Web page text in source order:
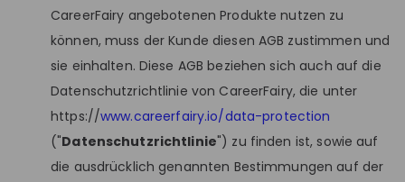
CareerFairy angebotenen Produkte nutzen zu
können, muss der Kunde diesen AGB zustimmen und
sie einhalten. Diese AGB beziehen sich auch auf die
Datenschutzrichtlinie von CareerFairy, die unter
https://www.careerfairy.io/data-protection
("Datenschutzrichtlinie") zu finden ist, sowie auf
die ausdrücklich genannten Bestimmungen auf der